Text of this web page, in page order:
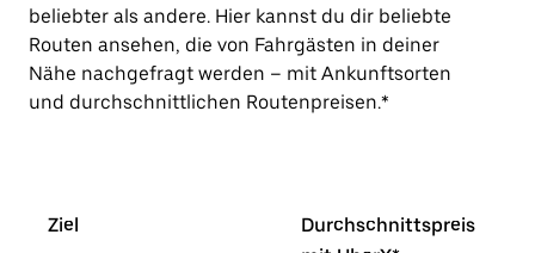
beliebter als andere. Hier kannst du dir beliebte
Routen ansehen, die von Fahrgästen in deiner
Nähe nachgefragt werden – mit Ankunftsorten
und durchschnittlichen Routenpreisen.*
Ziel
Durchschnittspreis